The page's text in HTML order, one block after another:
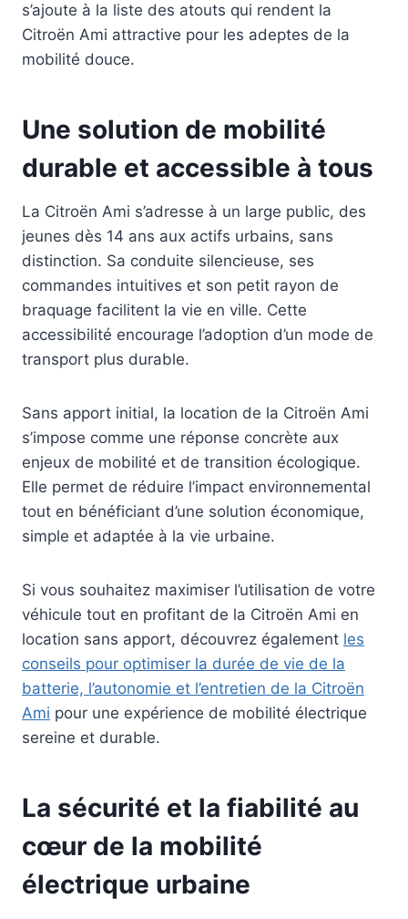
s’ajoute à la liste des atouts qui rendent la
Citroën Ami attractive pour les adeptes de la
mobilité douce.
Une solution de mobilité
durable et accessible à tous
La Citroën Ami s’adresse à un large public, des
jeunes dès 14 ans aux actifs urbains, sans
distinction. Sa conduite silencieuse, ses
commandes intuitives et son petit rayon de
braquage facilitent la vie en ville. Cette
accessibilité encourage l’adoption d’un mode de
transport plus durable.
Sans apport initial, la location de la Citroën Ami
s’impose comme une réponse concrète aux
enjeux de mobilité et de transition écologique.
Elle permet de réduire l’impact environnemental
tout en bénéficiant d’une solution économique,
simple et adaptée à la vie urbaine.
Si vous souhaitez maximiser l’utilisation de votre
véhicule tout en profitant de la Citroën Ami en
location sans apport, découvrez également les
conseils pour optimiser la durée de vie de la
batterie, l’autonomie et l’entretien de la Citroën
Ami pour une expérience de mobilité électrique
sereine et durable.
La sécurité et la fiabilité au
cœur de la mobilité
électrique urbaine